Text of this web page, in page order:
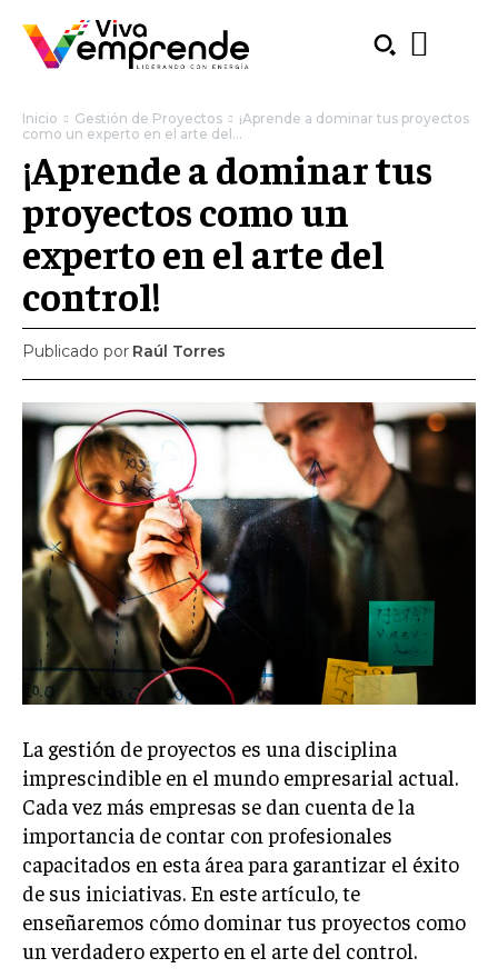
SUBSCRIBE
Welcome to Liberty Case
We have a curated list of the most noteworthy news from all
across the globe. With any subscription plan, you get access
toexclusive articlesthat let you stay ahead of the curve.
Your Profile
NEWS LIFESTYLE PUBLIC OPINION
Inicio Gestión de Proyectos
¡Aprende a dominar tus proyectos
como un experto en el arte del...
¡Aprende a dominar tus
proyectos como un
experto en el arte del
control!
Publicado por Raúl Torres
La gestión de proyectos es una disciplina
imprescindible en el mundo empresarial actual.
Cada vez más empresas se dan cuenta de la
importancia de contar con profesionales
capacitados en esta área para garantizar el éxito
de sus iniciativas. En este artículo, te
enseñaremos cómo dominar tus proyectos como
un verdadero experto en el arte del control.